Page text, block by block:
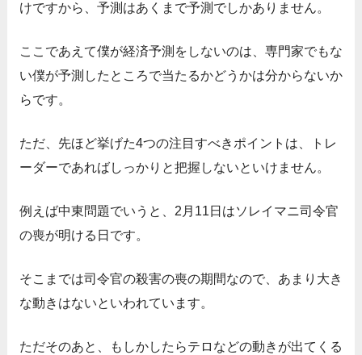
けですから、予測はあくまで予測でしかありません。
ここであえて僕が経済予測をしないのは、専門家でもな
い僕が予測したところで当たるかどうかは分からないか
らです。
ただ、先ほど挙げた4つの注目すべきポイントは、トレ
ーダーであればしっかりと把握しないといけません。
例えば中東問題でいうと、2月11日はソレイマニ司令官
の喪が明ける日です。
そこまでは司令官の殺害の喪の期間なので、あまり大き
な動きはないといわれています。
ただそのあと、もしかしたらテロなどの動きが出てくる